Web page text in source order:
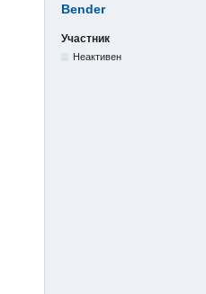
Bender
Участник
Неактивен